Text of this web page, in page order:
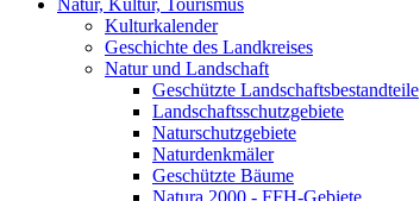
Natur, Kultur, Tourismus
Kulturkalender
Geschichte des Landkreises
Natur und Landschaft
Geschützte Landschaftsbestandteile
Landschaftsschutzgebiete
Naturschutzgebiete
Naturdenkmäler
Geschützte Bäume
Natura 2000 - FFH-Gebiete